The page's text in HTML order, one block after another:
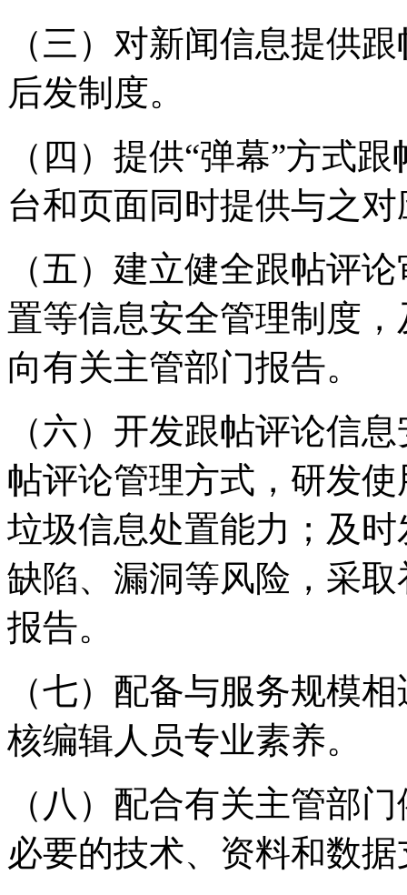
（三）对新闻信息提供
后发制度。
（四）提供“弹幕”方式
台和页面同时提供与之
（五）建立健全跟帖评
置等信息安全管理制度
向有关主管部门报告。
（六）开发跟帖评论信
帖评论管理方式，研发
垃圾信息处置能力；及
缺陷、漏洞等风险，采
报告。
（七）配备与服务规模
核编辑人员专业素养。
（八）配合有关主管部
必要的技术、资料和数